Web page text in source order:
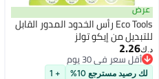
عرض
Eco Tools رأس الخدود المدور القابل
للتبديل من إيكو تولز
د.ك‏2.26
أقل سعر في 30 يوم
أقل سعر في 30 يوم
لك رصيد مسترجع 10% + 1